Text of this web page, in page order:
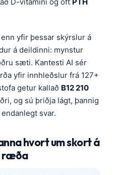
yfir þessar skýrslur á
á deildinni: mynstur
sæti. Kantesti AI sér
yfir innhleðslur frá 127+
getur kallað B12 210
og sú þriðja lágt, þannig
svar.
hvort um skort á
ræða